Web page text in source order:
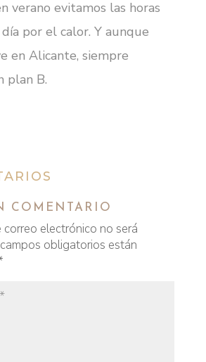
verano evitamos las horas
por el calor. Y aunque
en Alicante, siempre
plan B.
COMENTARIO
correo electrónico no será
obligatorios están